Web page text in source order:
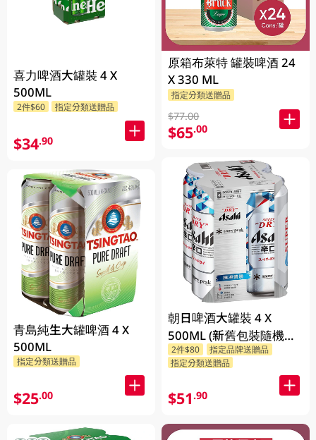
喜力啤酒大罐裝 4 X
500ML
2件$60 指定分類送贈品
$34.90
青島純生大罐啤酒 4 X
500ML
指定分類送贈品
$25.00
原箱布萊特 罐裝啤酒 24
X 330 ML
指定分類送贈品
$77.00
$65.00
朝日啤酒大罐裝 4 X
500ML (新舊包裝隨機發
貨)
2件$80
指定品牌送贈品
指定分類送贈品
$51.90